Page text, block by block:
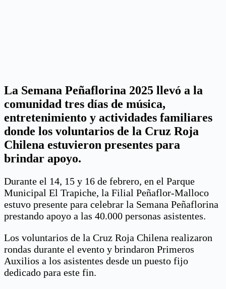
La Semana Peñaflorina 2025 llevó a la
comunidad tres días de música,
entretenimiento y actividades familiares
donde los voluntarios de la Cruz Roja
Chilena estuvieron presentes para
brindar apoyo.
Durante el 14, 15 y 16 de febrero, en el Parque
Municipal El Trapiche, la Filial Peñaflor-Malloco
estuvo presente para celebrar la Semana Peñaflorina
prestando apoyo a las 40.000 personas asistentes.
Los voluntarios de la Cruz Roja Chilena realizaron
rondas durante el evento y brindaron Primeros
Auxilios a los asistentes desde un puesto fijo
dedicado para este fin.